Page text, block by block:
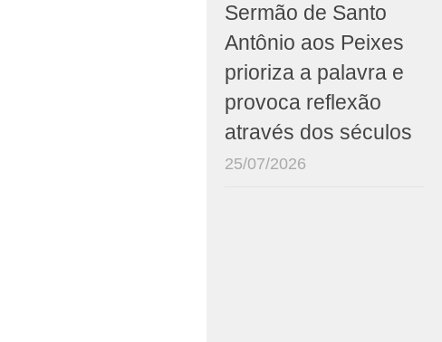
Sermão de Santo
Antônio aos Peixes
prioriza a palavra e
provoca reflexão
através dos séculos
25/07/2026